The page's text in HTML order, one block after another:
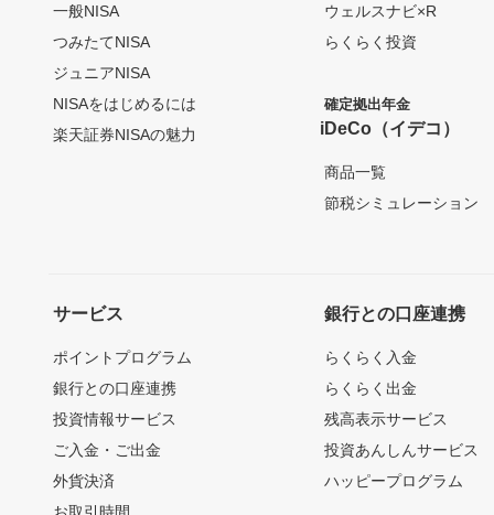
一般NISA
つみたてNISA
ジュニアNISA
NISAをはじめるには
楽天証券NISAの魅力
ウェルスナビ×R
らくらく投資
確定拠出年金
iDeCo（イデコ）
商品一覧
節税シミュレーション
サービス
ポイントプログラム
銀行との口座連携
投資情報サービス
ご入金・ご出金
外貨決済
銀行との口座連携
らくらく入金
らくらく出金
残高表示サービス
投資あんしんサービス
ハッピープログラム